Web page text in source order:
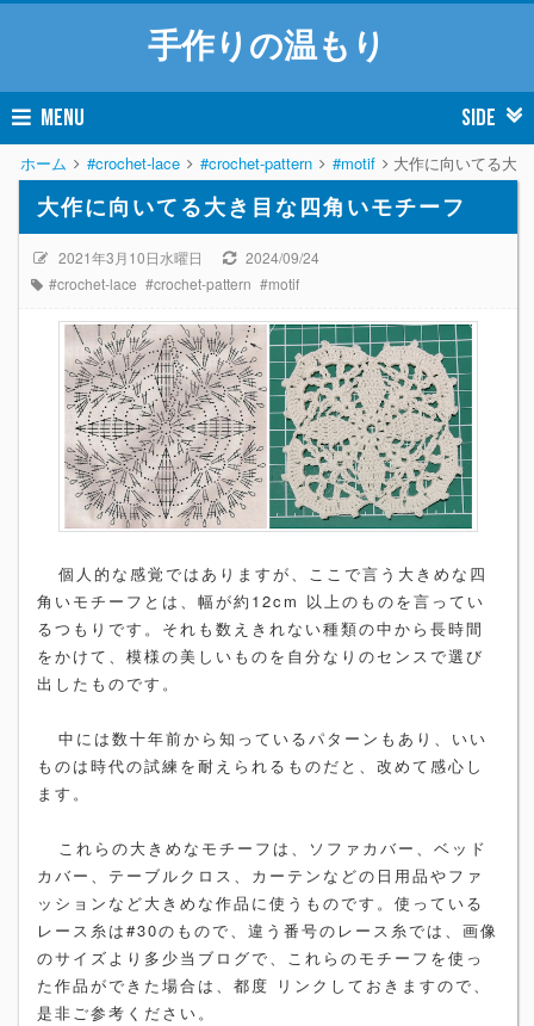
手作りの温もり
MENU SIDE
ホーム #crochet-lace #crochet-pattern #motif 大作に向いてる大
大作に向いてる大き目な四角いモチーフ
2021年3月10日水曜日
2024/09/24
#crochet-lace #crochet-pattern #motif
個人的な感覚ではありますが、ここで言う大きめな四
角いモチーフとは、幅が約12cm 以上のものを言ってい
るつもりです。それも数えきれない種類の中から長時間
をかけて、模様の美しいものを自分なりのセンスで選び
出したものです。
中には数十年前から知っているパターンもあり、いい
ものは時代の試練を耐えられるものだと、改めて感心し
ます。
これらの大きめなモチーフは、ソファカバー、ベッド
カバー、テーブルクロス、カーテンなどの日用品やファ
ッションなど大きめな作品に使うものです。使っている
レース糸は#30のもので、違う番号のレース糸では、画像
のサイズより多少当ブログで、これらのモチーフを使っ
た作品ができた場合は、都度 リンクしておきますので、
是非ご参考ください。